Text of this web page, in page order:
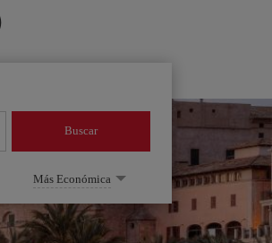
Buscar
Más Económica